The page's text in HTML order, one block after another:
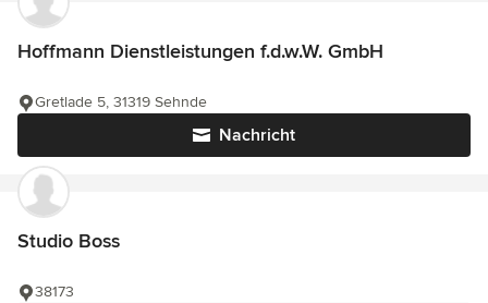
Hoffmann Dienstleistungen f.d.w.W. GmbH
Nachricht
Gretlade 5, 31319 Sehnde
Studio Boss
38173